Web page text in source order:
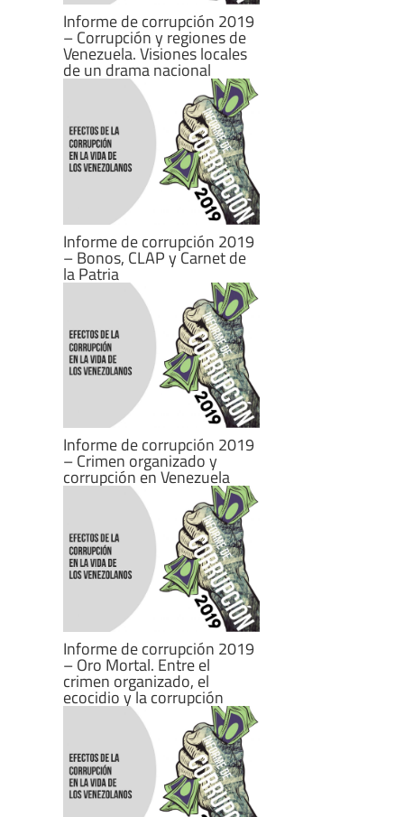
Informe de corrupción 2019
– Corrupción y regiones de
Venezuela. Visiones locales
de un drama nacional
Informe de corrupción 2019
– Bonos, CLAP y Carnet de
la Patria
Informe de corrupción 2019
– Crimen organizado y
corrupción en Venezuela
Informe de corrupción 2019
– Oro Mortal. Entre el
crimen organizado, el
ecocidio y la corrupción